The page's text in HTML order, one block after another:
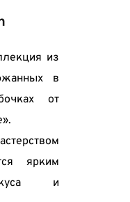
из
в
от
ярким
и